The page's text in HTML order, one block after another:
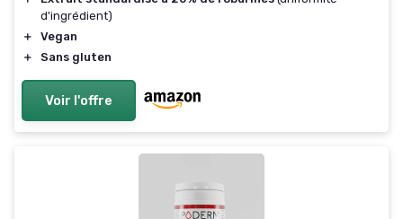
d'ingrédient)
＋
Vegan
＋
Sans gluten
Voir l'offre